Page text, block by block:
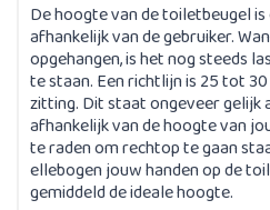
De hoogte van de toiletbeugel
afhankelijk van de gebruiker.
opgehangen, is het nog steeds
te staan. Een richtlijn is 25 tot
zitting. Dit staat ongeveer gelijk
afhankelijk van de hoogte van
te raden om rechtop te gaan
ellebogen jouw handen op de
gemiddeld de ideale hoogte.